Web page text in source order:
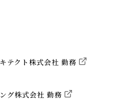
テクト株式会社 勤務
グ株式会社 勤務